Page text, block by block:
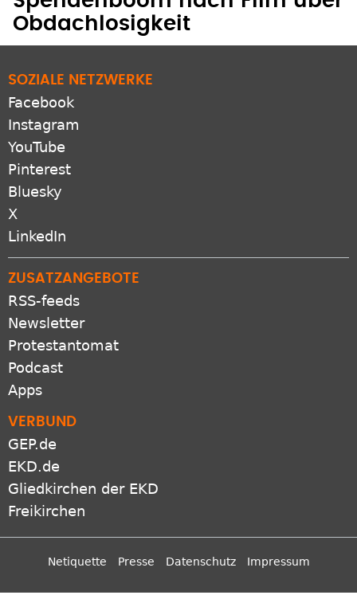
Obdachlosigkeit
SOZIALE NETZWERKE
Facebook
Instagram
YouTube
Pinterest
Bluesky
X
LinkedIn
ZUSATZANGEBOTE
RSS-feeds
Newsletter
Protestantomat
Podcast
Apps
VERBUND
GEP.de
EKD.de
Gliedkirchen der EKD
Freikirchen
Netiquette Presse Datenschutz Impressum